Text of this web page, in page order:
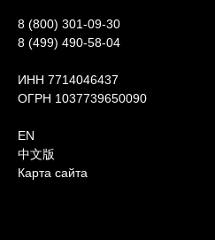
8 (800) 301-09-30
8 (499) 490-58-04
ИНН 7714046437
ОГРН 1037739650090
EN
中文版
Карта сайта